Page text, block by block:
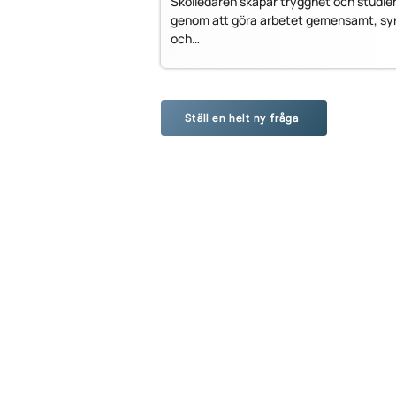
genom att göra arbetet gemensamt,
och…
Ställ en helt ny fråga